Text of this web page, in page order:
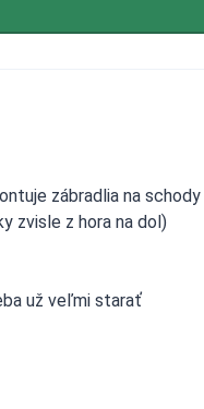
zábradlia na schody
zvisle z hora na dol)
už veľmi starať